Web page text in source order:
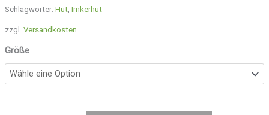
Schlagwörter: Hut, Imkerhut
zzgl. Versandkosten
Größe